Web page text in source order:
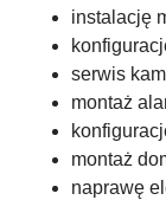
instalację
serwis
montaż
montaż
naprawę